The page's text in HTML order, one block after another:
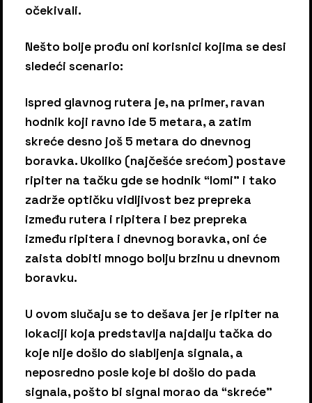
očekivali.
Nešto bolje prođu oni korisnici kojima se desi
sledeći scenario:
Ispred glavnog rutera je, na primer, ravan
hodnik koji ravno ide 5 metara, a zatim
skreće desno još 5 metara do dnevnog
boravka. Ukoliko (najčešće srećom) postave
ripiter na tačku gde se hodnik “lomi” i tako
zadrže optičku vidljivost bez prepreka
između rutera i ripitera i bez prepreka
između ripitera i dnevnog boravka, oni će
zaista dobiti mnogo bolju brzinu u dnevnom
boravku.
U ovom slučaju se to dešava jer je ripiter na
lokaciji koja predstavlja najdalju tačka do
koje nije došlo do slabljenja signala, a
neposredno posle koje bi došlo do pada
signala, pošto bi signal morao da “skreće”